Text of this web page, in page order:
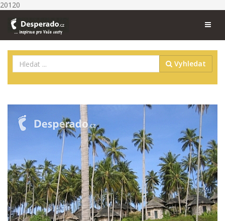
20120
Vyhledat